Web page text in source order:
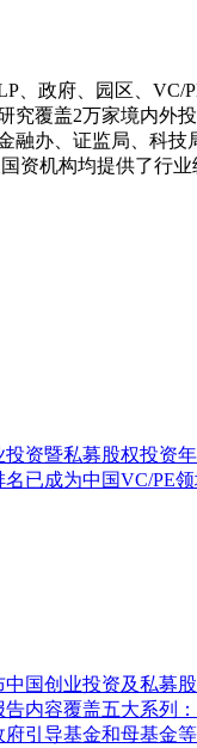
、政府、园区、
究覆盖2万家境内外
融办、证监局、科
资机构均提供了行业
资暨私募股权投资
已成为中国VC/PE
国创业投资及私募
内容覆盖五大系列
引导基金和母基金